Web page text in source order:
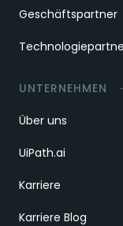
Geschäftspartner
UNTERNEHMEN
Über uns
UiPath.ai
Karriere
Karriere Blog